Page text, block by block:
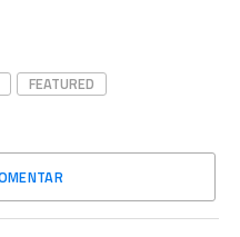
FEATURED